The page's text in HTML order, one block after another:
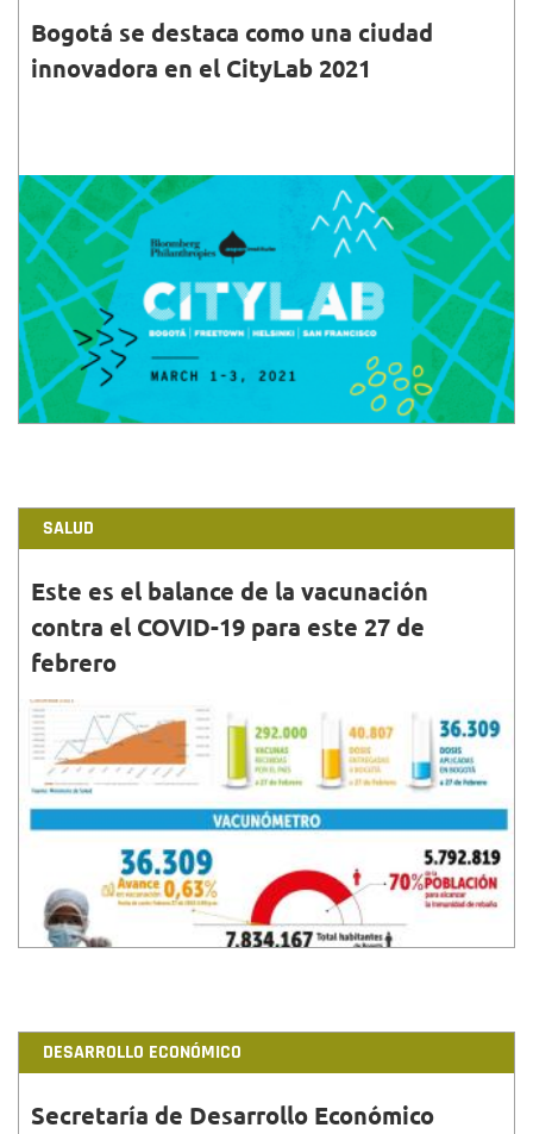
Bogotá se destaca como una ciudad
innovadora en el CityLab 2021
27•FEB•2021
Bogotá ha sido seleccionada como una de las
ciudades co-anfitrionas del CityLab 2021 una cumbre
mundial de ciudades organizada por Bloomberg
Philanthropies
SALUD
Este es el balance de la vacunación
contra el COVID-19 para este 27 de
febrero
27•FEB•2021
Este sábado se suministraron 3.498 vacunas así:
2.002 a personal de salud de primera línea y 1.496 a
adultos mayores de 80 años
DESARROLLO ECONÓMICO
Secretaría de Desarrollo Económico